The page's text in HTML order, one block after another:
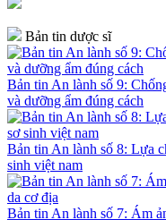
Bản tin dược sĩ
Bản tin An lành số 9:
và dưỡng ẩm đúng cách
Bản tin An lành số 8: Lựa
sinh việt nam
Bản tin An lành số 7: Ám